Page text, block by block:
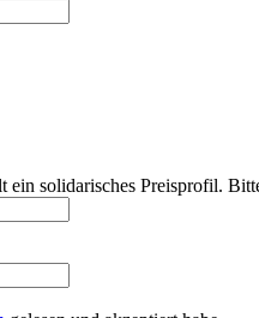
solidarisches Preisprofil.